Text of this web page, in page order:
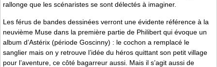
rallonge que les scénaristes se sont délectés à imaginer.
Les férus de bandes dessinées verront une évidente référence à la
neuvième Muse dans la première partie de Philibert qui évoque un
album d’Astérix (période Goscinny) : le cochon a remplacé le
sanglier mais on y retrouve l’idée du héros quittant son petit village
pour l’aventure, ce côté bagarreur aussi. Mais il s’agit aussi de